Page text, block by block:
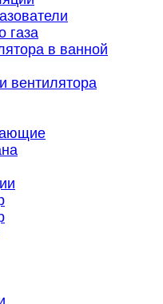
газа
в ванной
вентилятора